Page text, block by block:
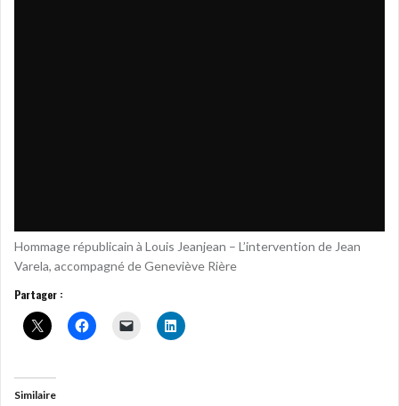
Hommage républicain à Louis Jeanjean – L’intervention de Jean
Varela, accompagné de Geneviève Rière
Partager :
Similaire